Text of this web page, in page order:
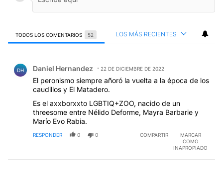
TODOS LOS COMENTARIOS 52 LOS MÁS RECIENTES
DH Daniel Hernandez 22 DE DICIEMBRE DE 2022
El peronismo siempre añoró la vuelta a la época de los
caudillos y El Matadero.
Es el axxborxxto LGBTIQ+ZOO, nacido de un
threesome entre Nélido Deforme, Mayra Barbarie y
Marío Evo Rabia.
RESPONDER 0 0 COMPARTIR
MARCAR
COMO
INAPROPIADO